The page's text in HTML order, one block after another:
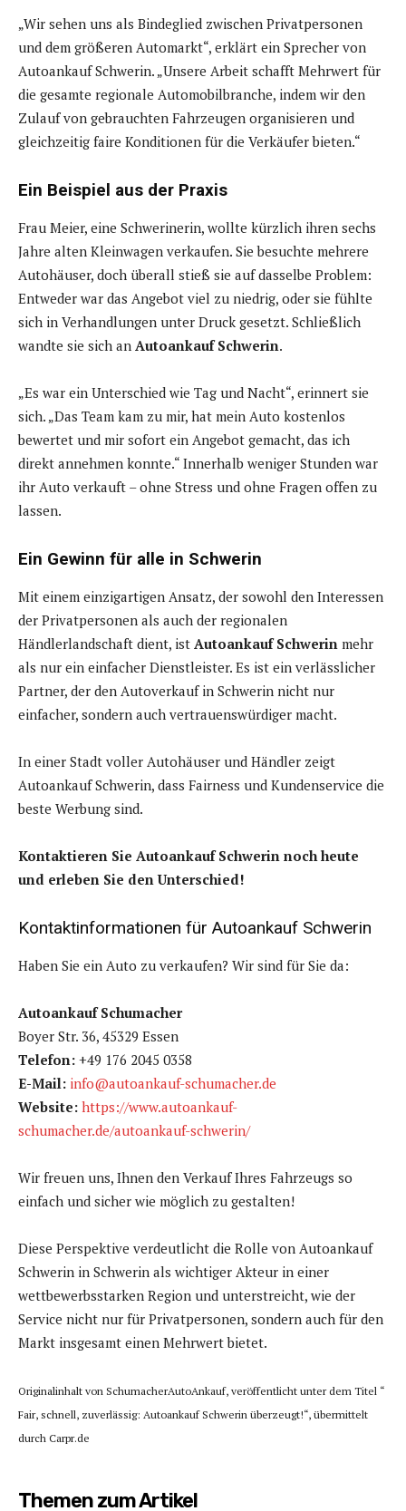
„Wir sehen uns als Bindeglied zwischen Privatpersonen
und dem größeren Automarkt“, erklärt ein Sprecher von
Autoankauf Schwerin. „Unsere Arbeit schafft Mehrwert für
die gesamte regionale Automobilbranche, indem wir den
Zulauf von gebrauchten Fahrzeugen organisieren und
gleichzeitig faire Konditionen für die Verkäufer bieten.“
Ein Beispiel aus der Praxis
Frau Meier, eine Schwerinerin, wollte kürzlich ihren sechs
Jahre alten Kleinwagen verkaufen. Sie besuchte mehrere
Autohäuser, doch überall stieß sie auf dasselbe Problem:
Entweder war das Angebot viel zu niedrig, oder sie fühlte
sich in Verhandlungen unter Druck gesetzt. Schließlich
wandte sie sich an Autoankauf Schwerin.
„Es war ein Unterschied wie Tag und Nacht“, erinnert sie
sich. „Das Team kam zu mir, hat mein Auto kostenlos
bewertet und mir sofort ein Angebot gemacht, das ich
direkt annehmen konnte.“ Innerhalb weniger Stunden war
ihr Auto verkauft – ohne Stress und ohne Fragen offen zu
lassen.
Ein Gewinn für alle in Schwerin
Mit einem einzigartigen Ansatz, der sowohl den Interessen
der Privatpersonen als auch der regionalen
Händlerlandschaft dient, ist Autoankauf Schwerin mehr
als nur ein einfacher Dienstleister. Es ist ein verlässlicher
Partner, der den Autoverkauf in Schwerin nicht nur
einfacher, sondern auch vertrauenswürdiger macht.
In einer Stadt voller Autohäuser und Händler zeigt
Autoankauf Schwerin, dass Fairness und Kundenservice die
beste Werbung sind.
Kontaktieren Sie Autoankauf Schwerin noch heute
und erleben Sie den Unterschied!
Kontaktinformationen für Autoankauf Schwerin
Haben Sie ein Auto zu verkaufen? Wir sind für Sie da:
Autoankauf Schumacher
Boyer Str. 36, 45329 Essen
Telefon: +49 176 2045 0358
E-Mail: info@autoankauf-schumacher.de
Website: https://www.autoankauf-
schumacher.de/autoankauf-schwerin/
Wir freuen uns, Ihnen den Verkauf Ihres Fahrzeugs so
einfach und sicher wie möglich zu gestalten!
Diese Perspektive verdeutlicht die Rolle von Autoankauf
Schwerin in Schwerin als wichtiger Akteur in einer
wettbewerbsstarken Region und unterstreicht, wie der
Service nicht nur für Privatpersonen, sondern auch für den
Markt insgesamt einen Mehrwert bietet.
Originalinhalt von SchumacherAutoAnkauf, veröffentlicht unter dem Titel “
Fair, schnell, zuverlässig: Autoankauf Schwerin überzeugt!“, übermittelt
durch Carpr.de
Themen zum Artikel